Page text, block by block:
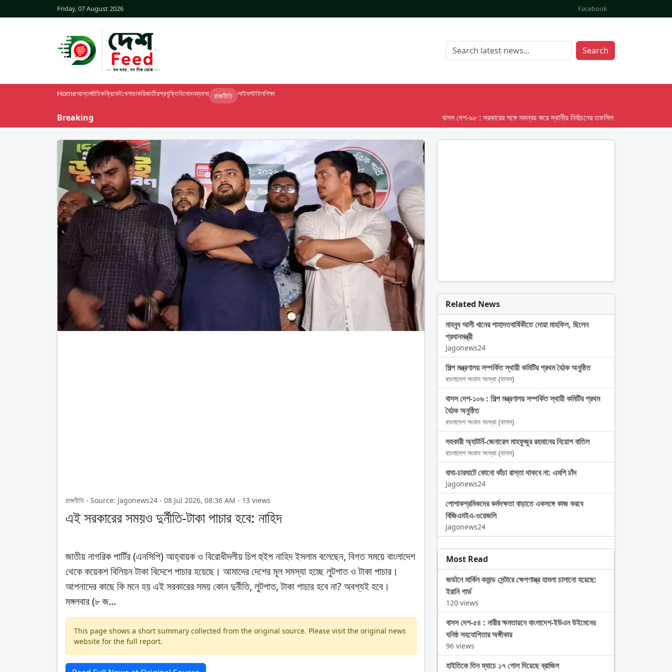
Friday, 07 August 2026 Facebook
Search
Homeআন্তর্জাতিকক্রিকেটখেলাচাকরিজাতীয়প্রযুক্তিবিনোদনব্যবসা রাজনীতি লাইফস্টাইলশিক্ষা
Breaking বাসস দেশ-৯৮ : সরকারের সঙ্গে সমন্বয় করে স্থানীয় নির্বাচনের তফসিল দেবে ইসি; অক্টোবর লক্ষ্য
রাজনীতি - Source: Jagonews24 - 08 Jul 2026, 08:36 AM - 13 views
এই সরকারের সময়ও দুর্নীতি-টাকা পাচার হবে: নাহিদ
জাতীয় নাগরিক পার্টির (এনসিপি) আহ্বায়ক ও বিরোধীদলীয় চিপ হুইপ নাহিদ ইসলাম বলেছেন, বিগত সময়ে বাংলাদেশ
থেকে কয়েকশ বিলিয়ন টাকা বিদেশে পাচার হয়েছে। আমাদের দেশের মূল সমস্যা হচ্ছে লুটপাত ও টাকা পাচার।
আপনাদের কাছে কি মনে হয় এই সরকারের সময় কোন দুর্নীতি, লুটপাত, টাকা পাচার হবে না? অবশ্যই হবে।
মঙ্গলবার (৮ জ...
This page shows a short summary collected from the original source. Please visit the original news
website for the full report.
Related News
মাহবুব আলী খানের শাহাদতবার্ষিকীতে দোয়া মাহফিল, ছিলেন
প্রধানমন্ত্রী
Jagonews24
শিল্প মন্ত্রণালয় সম্পর্কিত স্থায়ী কমিটির প্রথম বৈঠক অনুষ্ঠিত
বাংলাদেশ সংবাদ সংস্থা (বাসস)
বাসস দেশ-১০৬ : শিল্প মন্ত্রণালয় সম্পর্কিত স্থায়ী কমিটির প্রথম
বৈঠক অনুষ্ঠিত
বাংলাদেশ সংবাদ সংস্থা (বাসস)
সহকারী অ্যাটর্নি-জেনারেল মাহফুজুর রহমানের নিয়োগ বাতিল
বাংলাদেশ সংবাদ সংস্থা (বাসস)
বাঘা-চারঘাটে কোনো কাঁচা রাস্তা থাকবে না: এমপি চাঁদ
Jagonews24
পোশাকশ্রমিকদের কর্মদক্ষতা বাড়াতে একসঙ্গে কাজ করবে
বিজিএমইএ-ওয়েজলি
Jagonews24
Most Read
জর্ডানে মার্কিন কমান্ড সেন্টারে ক্ষেপণাস্ত্র হামলা চালানো হয়েছে:
ইরানি গার্ড
120 views
বাসস দেশ-৫৪ : নারীর ক্ষমতায়নে বাংলাদেশ-ইউএন উইমেনের
ঘনিষ্ঠ সহযোগিতার অঙ্গীকার
96 views
হাইতিকে তিন ম্যাচে ১৭ গোল দিয়েছে ব্রাজিল